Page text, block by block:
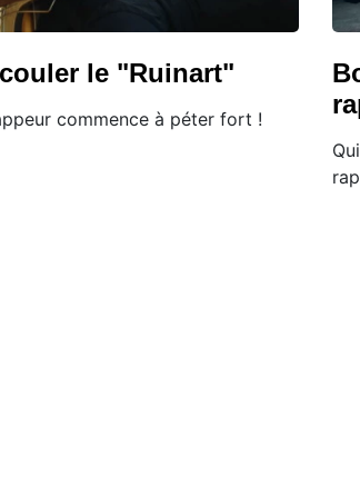
le "Ruinart"
commence à péter fort !